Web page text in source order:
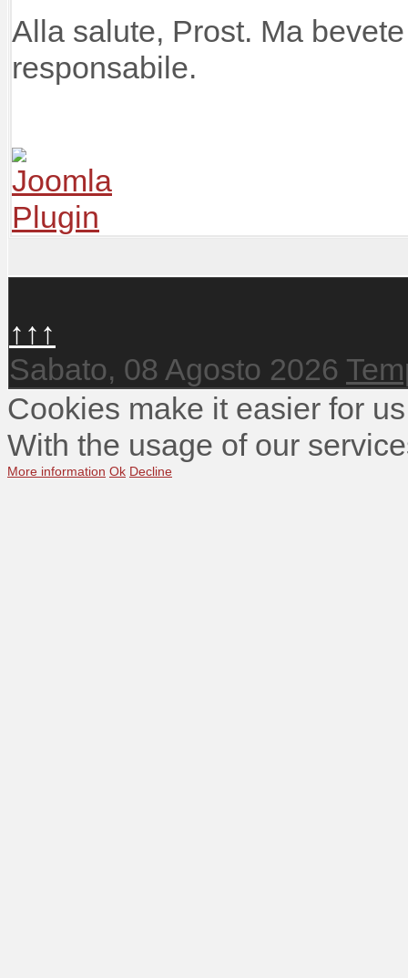
Alla salute, Prost. Ma
responsabile.
↑↑↑
Sabato, 08 Agosto 2026
Cookies make it easier for
With the usage of our
More information Ok Decline